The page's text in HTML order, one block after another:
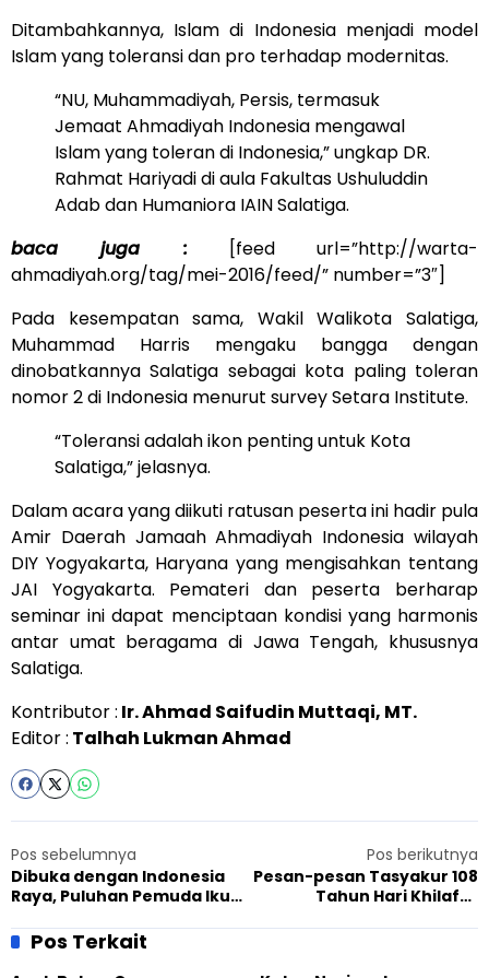
Ditambahkannya, Islam di Indonesia menjadi model
Islam yang toleransi dan pro terhadap modernitas.
“NU, Muhammadiyah, Persis, termasuk
Jemaat Ahmadiyah Indonesia mengawal
Islam yang toleran di Indonesia,” ungkap DR.
Rahmat Hariyadi di aula Fakultas Ushuluddin
Adab dan Humaniora IAIN Salatiga.
baca juga : [feed url=”http://warta-
ahmadiyah.org/tag/mei-2016/feed/” number=”3″]
Pada kesempatan sama, Wakil Walikota Salatiga,
Muhammad Harris mengaku bangga dengan
dinobatkannya Salatiga sebagai kota paling toleran
nomor 2 di Indonesia menurut survey Setara Institute.
“Toleransi adalah ikon penting untuk Kota
Salatiga,” jelasnya.
Dalam acara yang diikuti ratusan peserta ini hadir pula
Amir Daerah Jamaah Ahmadiyah Indonesia wilayah
DIY Yogyakarta, Haryana yang mengisahkan tentang
JAI Yogyakarta. Pemateri dan peserta berharap
seminar ini dapat menciptaan kondisi yang harmonis
antar umat beragama di Jawa Tengah, khususnya
Salatiga.
Kontributor : Ir. Ahmad Saifudin Muttaqi, MT.
Editor : Talhah Lukman Ahmad
Pos sebelumnya
Dibuka dengan Indonesia
Raya, Puluhan Pemuda Ikuti
Pos berikutnya
Pesan-pesan Tasyakur 108
Tahun Hari Khilafat
Nasional JAI
Pos Terkait